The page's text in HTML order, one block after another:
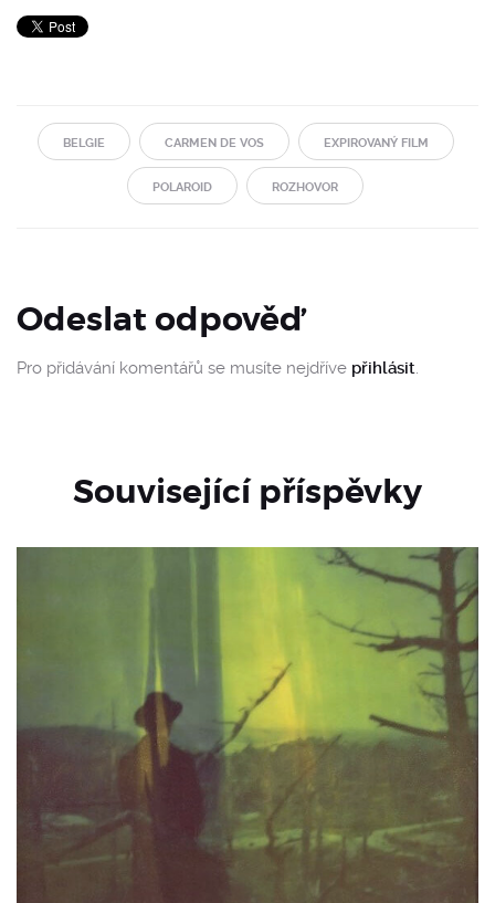
BELGIE CARMEN DE VOS EXPIROVANÝ FILM
POLAROID ROZHOVOR
Odeslat odpověď
Pro přidávání komentářů se musíte nejdříve přihlásit.
Související příspěvky